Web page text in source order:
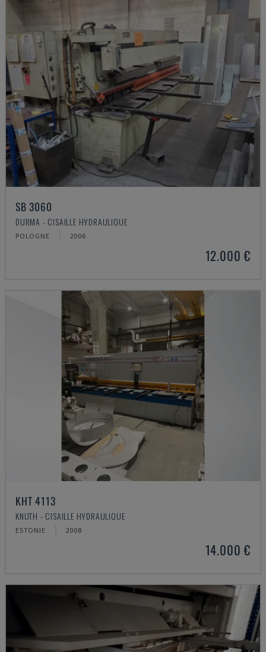
SB 3060
DURMA - CISAILLE HYDRAULIQUE
POLOGNE 2006
12.000 €
KHT 4113
KNUTH - CISAILLE HYDRAULIQUE
ESTONIE 2008
14.000 €